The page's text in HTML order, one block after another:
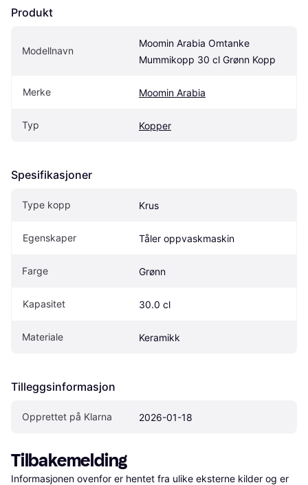
Produkt
Modellnavn
Moomin Arabia Omtanke
Mummikopp 30 cl Grønn Kopp
Merke Moomin Arabia
Typ Kopper
Spesifikasjoner
Type kopp Krus
Egenskaper Tåler oppvaskmaskin
Farge Grønn
Kapasitet 30.0 cl
Materiale Keramikk
Tilleggsinformasjon
Opprettet på Klarna 2026-01-18
Tilbakemelding
Informasjonen ovenfor er hentet fra ulike eksterne kilder og er